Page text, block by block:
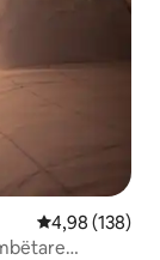
Vlerësimi
4,98 (138)